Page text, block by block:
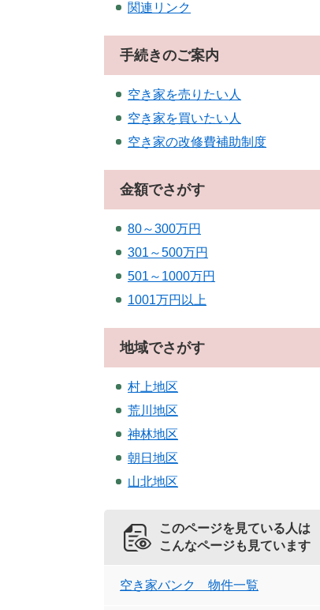
関連リンク
手続きのご案内
空き家を売りたい人
空き家を買いたい人
空き家の改修費補助制度
金額でさがす
80～300万円
301～500万円
501～1000万円
1001万円以上
地域でさがす
村上地区
荒川地区
神林地区
朝日地区
山北地区
このページを見ている人は
こんなページも見ています
空き家バンク 物件一覧